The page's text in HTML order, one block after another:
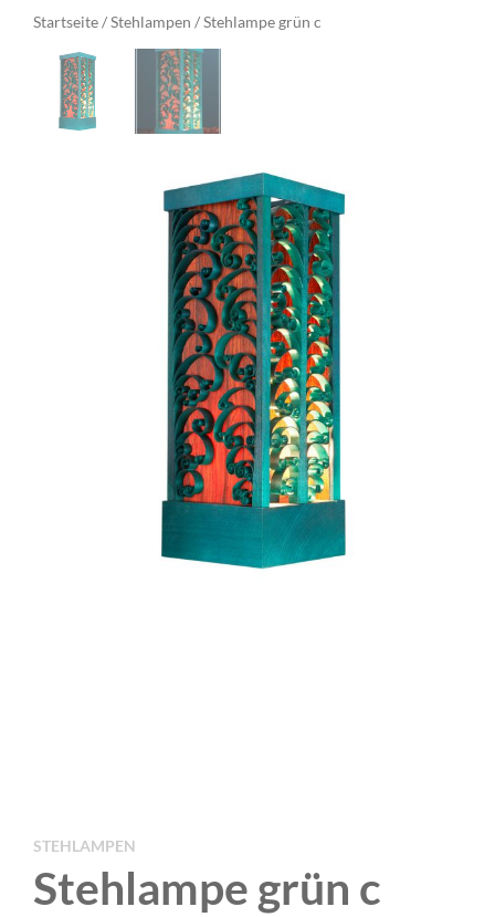
Startseite/Stehlampen / Stehlampe grün c
STEHLAMPEN
Stehlampe grün c